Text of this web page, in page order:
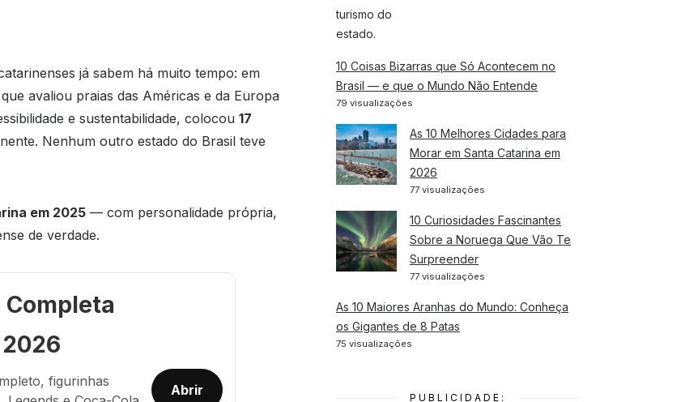
já sabem há muito tempo: em
avaliou praias das Américas e da Europa
e sustentabilidade, colocou 17
Nenhum outro estado do Brasil teve
em 2025 — com personalidade própria,
de verdade.
Completa
figurinhas
Abrir
10 Coisas Bizarras que Só Acontecem no
Brasil — e que o Mundo Não Entende
79 visualizações
As 10 Melhores Cidades para
Morar em Santa Catarina em
2026
77 visualizações
10 Curiosidades Fascinantes
Sobre a Noruega Que Vão Te
Surpreender
77 visualizações
As 10 Maiores Aranhas do Mundo: Conheça
os Gigantes de 8 Patas
75 visualizações
PUBLICIDADE: